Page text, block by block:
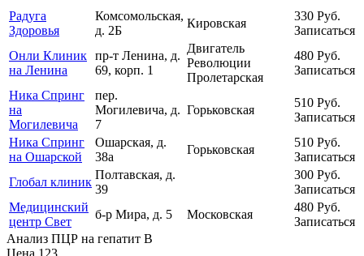
Радуга
Здоровья
Комсомольская,
д. 2Б
Кировская
330 Руб.
Записаться
Онли Клиник
на Ленина
пр-т Ленина, д.
69, корп. 1
Двигатель
Революции
Пролетарская
480 Руб.
Записаться
Ника Спринг
на
Могилевича
пер.
Могилевича, д.
7
Горьковская
510 Руб.
Записаться
Ника Спринг
на Ошарской
Ошарская, д.
38а
Горьковская
510 Руб.
Записаться
Глобал клиник
Полтавская, д.
39
300 Руб.
Записаться
Медицинский
центр Свет
б-р Мира, д. 5 Московская
480 Руб.
Записаться
Анализ ПЦР на гепатит B